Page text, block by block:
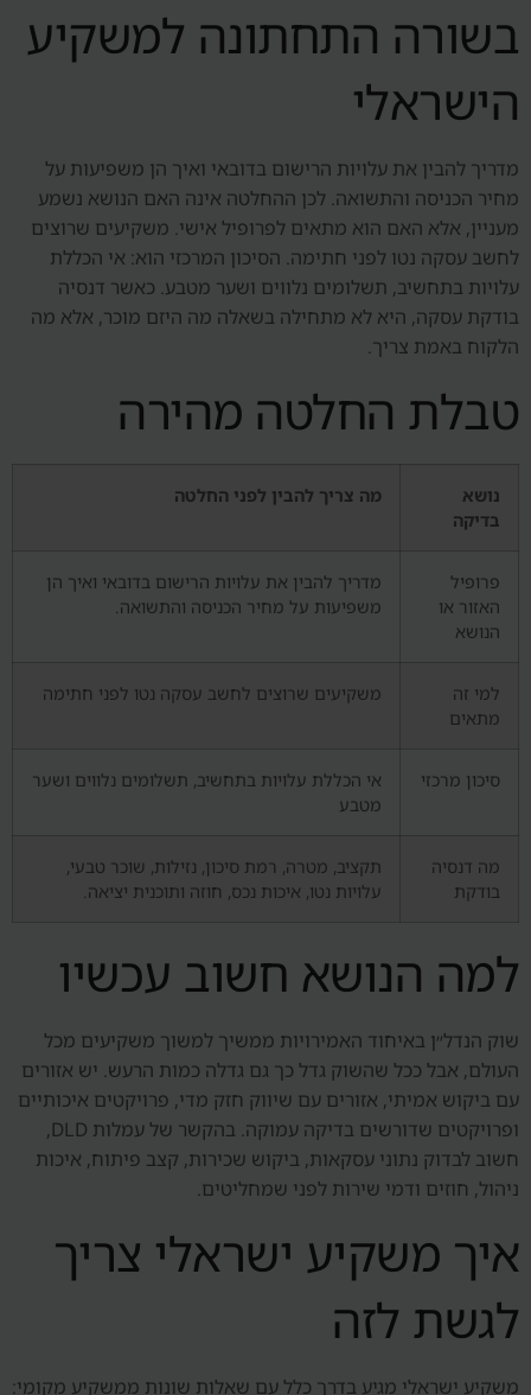
בשורה התחתונה למשקיע
הישראלי
מדריך להבין את עלויות הרישום בדובאי ואיך הן משפיעות על
מחיר הכניסה והתשואה. לכן ההחלטה אינה האם הנושא נשמע
מעניין, אלא האם הוא מתאים לפרופיל אישי. משקיעים שרוצים
לחשב עסקה נטו לפני חתימה. הסיכון המרכזי הוא: אי הכללת
עלויות בתחשיב, תשלומים נלווים ושער מטבע. כאשר דנסיה
בודקת עסקה, היא לא מתחילה בשאלה מה היזם מוכר, אלא מה
הלקוח באמת צריך.
טבלת החלטה מהירה
נושא
בדיקה
מה צריך להבין לפני החלטה
פרופיל
האזור או
הנושא
מדריך להבין את עלויות הרישום בדובאי ואיך הן
משפיעות על מחיר הכניסה והתשואה.
למי זה
מתאים
משקיעים שרוצים לחשב עסקה נטו לפני חתימה
סיכון מרכזי
אי הכללת עלויות בתחשיב, תשלומים נלווים ושער
מטבע
מה דנסיה
בודקת
תקציב, מטרה, רמת סיכון, נזילות, שוכר טבעי,
עלויות נטו, איכות נכס, חוזה ותוכנית יציאה.
למה הנושא חשוב עכשיו
שוק הנדל״ן באיחוד האמירויות ממשיך למשוך משקיעים מכל
העולם, אבל ככל שהשוק גדל כך גם גדלה כמות הרעש. יש אזורים
עם ביקוש אמיתי, אזורים עם שיווק חזק מדי, פרויקטים איכותיים
ופרויקטים שדורשים בדיקה עמוקה. בהקשר של עמלות DLD,
חשוב לבדוק נתוני עסקאות, ביקוש שכירות, קצב פיתוח, איכות
ניהול, חוזים ודמי שירות לפני שמחליטים.
איך משקיע ישראלי צריך
לגשת לזה
משקיע ישראלי מגיע בדרך כלל עם שאלות שונות ממשקיע מקומי: